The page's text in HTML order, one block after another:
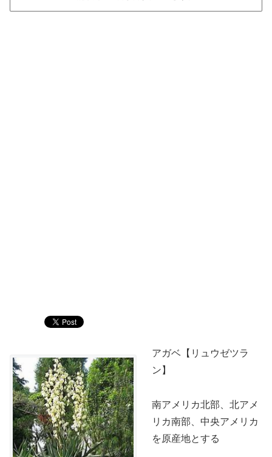
アガベ【リュウゼツラ
ン】
南アメリカ北部、北アメ
リカ南部、中央アメリカ
を原産地とする